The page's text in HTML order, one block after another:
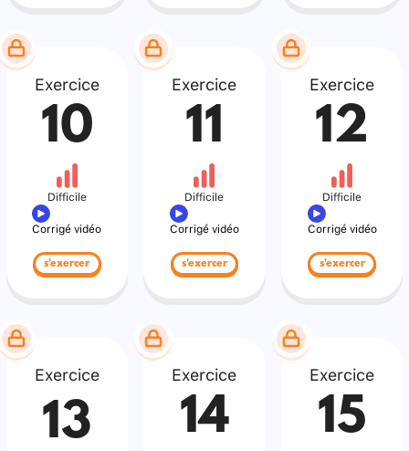
Exercice
10
Difficile
Corrigé vidéo
s'exercer
Exercice
11
Difficile
Corrigé vidéo
s'exercer
Exercice
12
Difficile
Corrigé vidéo
s'exercer
Exercice
13
Exercice
14
Exercice
15